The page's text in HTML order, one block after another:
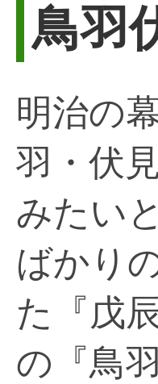
鳥羽
明治の
羽・伏
みたい
ばかり
た『戊
の『鳥